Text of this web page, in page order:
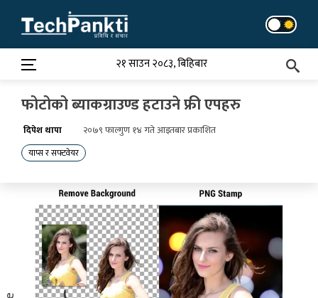
content
२१ साउन २०८३, बिहिबार
फोटोको ब्याकग्राउण्ड हटाउने फ्री एपहरु
दिपेश थापा २०७९ फाल्गुण १४ गते आइतबार प्रकाशित
याप्स र सफ्टवेयर